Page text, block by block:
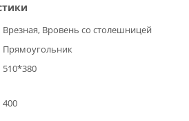
Врезная, Вровень со столешницей
Прямоугольник
510*380
400